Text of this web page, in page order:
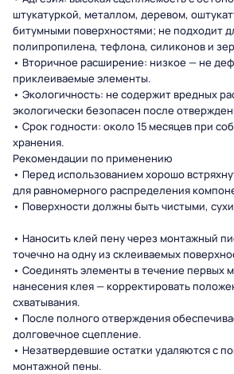
штукатуркой, металлом, деревом,
битумными поверхностями; не подходит
полипропилена, тефлона, силиконов и
• Вторичное расширение: низкое — не
приклеиваемые элементы.
• Экологичность: не содержит вредных
экологически безопасен после
• Срок годности: около 15 месяцев при
хранения.
Рекомендации по применению
• Перед использованием хорошо
для равномерного распределения
• Поверхности должны быть чистыми,
• Наносить клей пену через монтажный
точечно на одну из склеиваемых
• Соединять элементы в течение первых
нанесения клея — корректировать
схватывания.
• После полного отверждения
долговечное сцепление.
• Незатвердевшие остатки удаляются с
монтажной пены.